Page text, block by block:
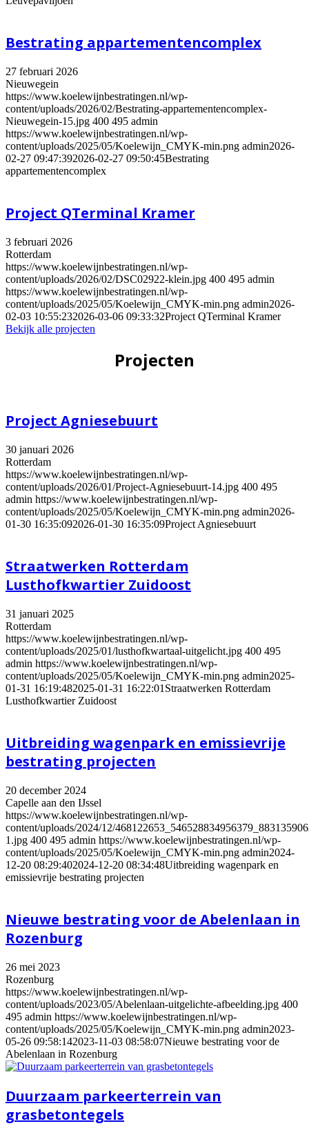
Bestrating appartementencomplex
27 februari 2026
Nieuwegein
https://www.koelewijnbestratingen.nl/wp-
content/uploads/2026/02/Bestrating-appartementencomplex-
Nieuwegein-15.jpg 400 495 admin
https://www.koelewijnbestratingen.nl/wp-
content/uploads/2025/05/Koelewijn_CMYK-min.png admin2026-
02-27 09:47:392026-02-27 09:50:45Bestrating
appartementencomplex
Project QTerminal Kramer
3 februari 2026
Rotterdam
https://www.koelewijnbestratingen.nl/wp-
content/uploads/2026/02/DSC02922-klein.jpg 400 495 admin
https://www.koelewijnbestratingen.nl/wp-
content/uploads/2025/05/Koelewijn_CMYK-min.png admin2026-
02-03 10:55:232026-03-06 09:33:32Project QTerminal Kramer
Bekijk alle projecten
Projecten
Project Agniesebuurt
30 januari 2026
Rotterdam
https://www.koelewijnbestratingen.nl/wp-
content/uploads/2026/01/Project-Agniesebuurt-14.jpg 400 495
admin https://www.koelewijnbestratingen.nl/wp-
content/uploads/2025/05/Koelewijn_CMYK-min.png admin2026-
01-30 16:35:092026-01-30 16:35:09Project Agniesebuurt
Straatwerken Rotterdam
Lusthofkwartier Zuidoost
31 januari 2025
Rotterdam
https://www.koelewijnbestratingen.nl/wp-
content/uploads/2025/01/lusthofkwartaal-uitgelicht.jpg 400 495
admin https://www.koelewijnbestratingen.nl/wp-
content/uploads/2025/05/Koelewijn_CMYK-min.png admin2025-
01-31 16:19:482025-01-31 16:22:01 Straatwerken Rotterdam
Lusthofkwartier Zuidoost
Uitbreiding wagenpark en emissievrije
bestrating projecten
20 december 2024
Capelle aan den IJssel
https://www.koelewijnbestratingen.nl/wp-
content/uploads/2024/12/
1.jpg 400 495 admin https://www.koelewijnbestratingen.nl/wp-
content/uploads/2025/05/Koelewijn_CMYK-min.png admin2024-
12-20 08:29:402024-12-20 08:34:48Uitbreiding wagenpark en
emissievrije bestrating projecten
Nieuwe bestrating voor de Abelenlaan in
Rozenburg
26 mei 2023
Rozenburg
https://www.koelewijnbestratingen.nl/wp-
content/uploads/2023/05/Abelenlaan-uitgelichte-afbeelding.jpg 400
495 admin https://www.koelewijnbestratingen.nl/wp-
content/uploads/2025/05/Koelewijn_CMYK-min.png admin2023-
05-26 09:58:142023-11-03 08:58:07Nieuwe bestrating voor de
Abelenlaan in Rozenburg
Duurzaam parkeerterrein van
grasbetontegels